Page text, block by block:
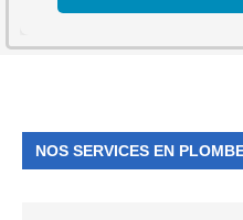
NOS SERVICES EN